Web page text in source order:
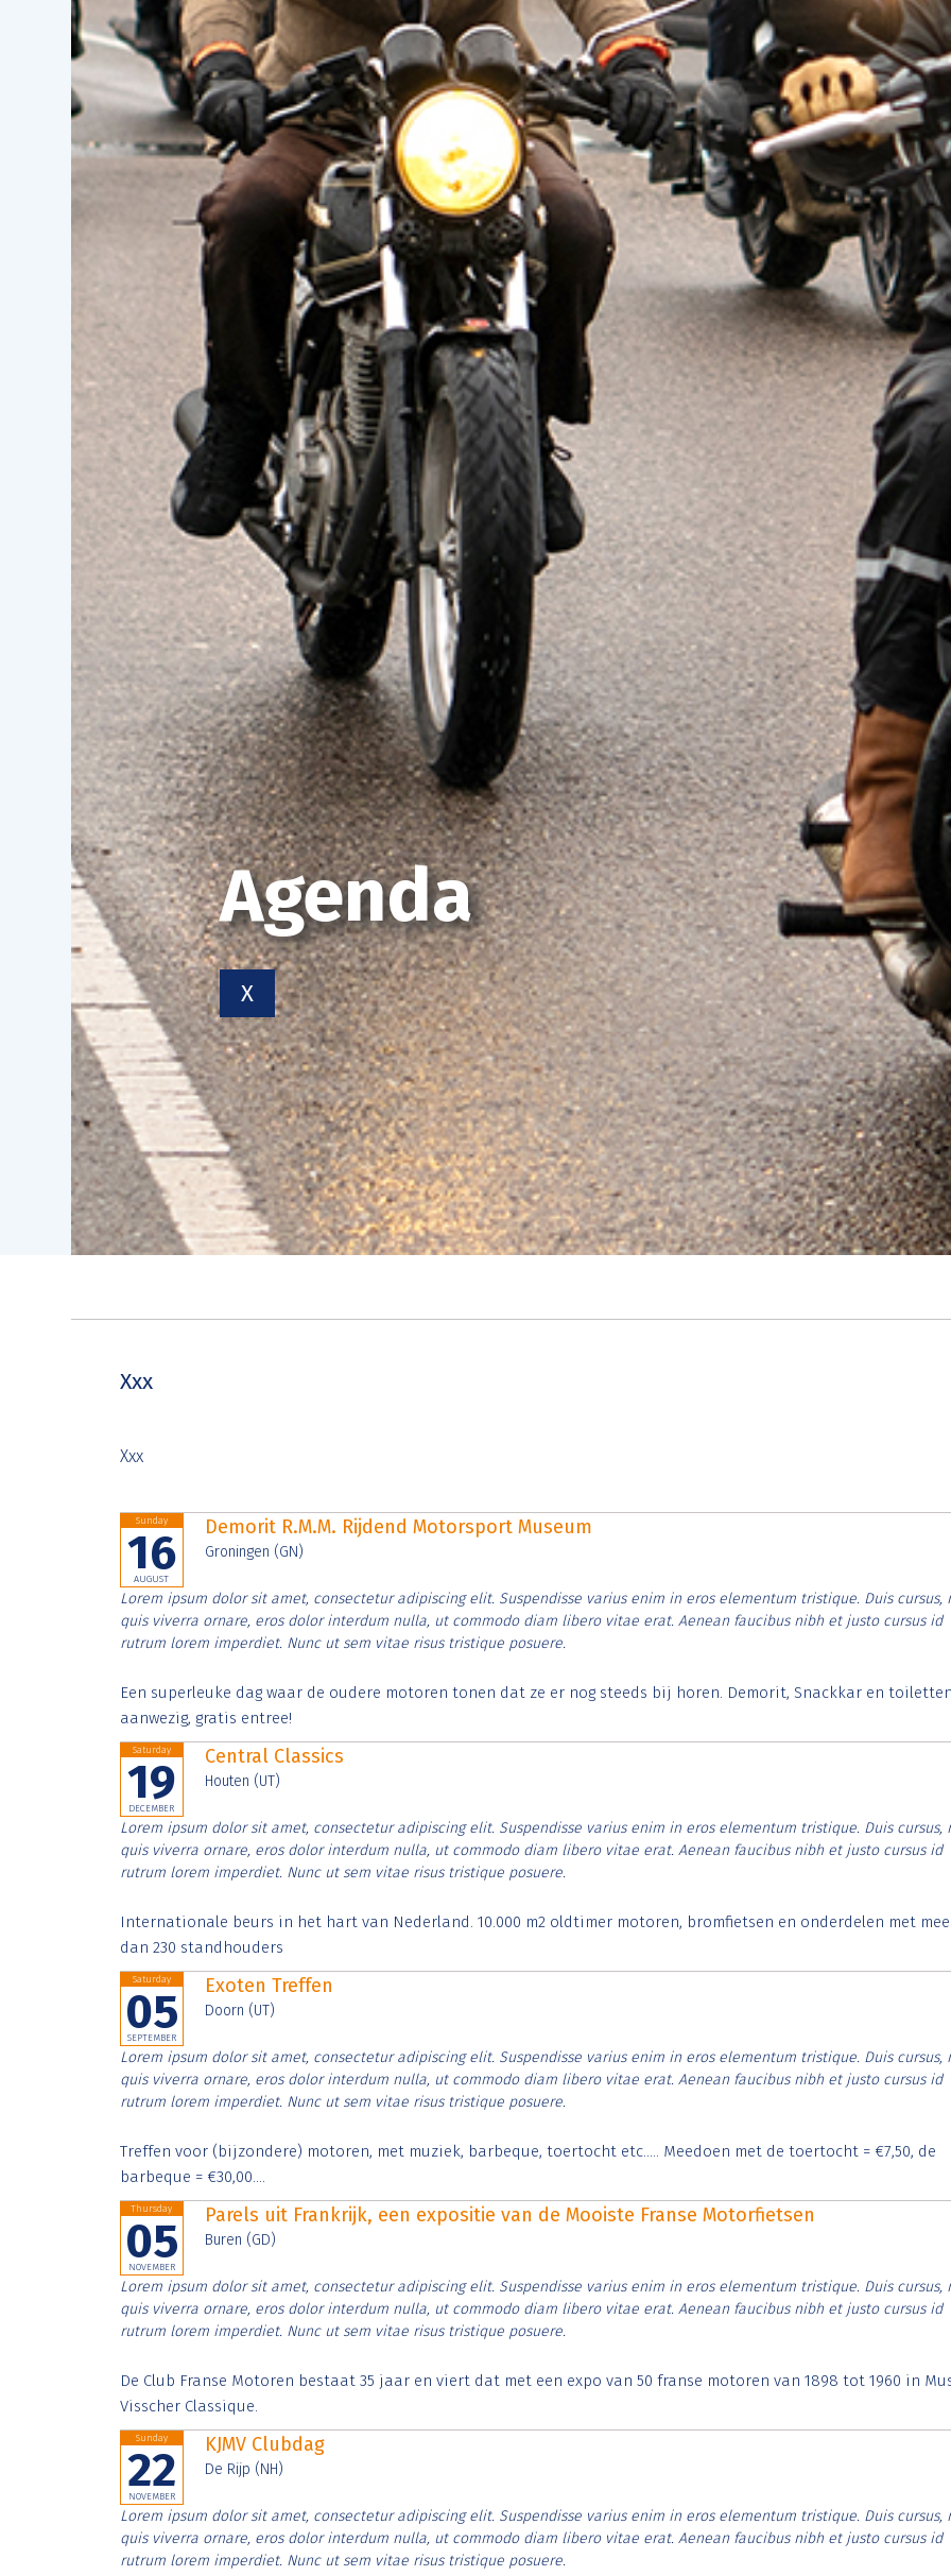
Agenda
X
Xxx
Xxx
Sunday
16
AUGUST
Demorit R.M.M. Rijdend Motorsport Museum
Groningen (GN)
Lorem ipsum dolor sit amet, consectetur adipiscing elit. Suspendisse varius enim in eros elementum tristique. Duis cursus,
quis viverra ornare, eros dolor interdum nulla, ut commodo diam libero vitae erat. Aenean faucibus nibh et justo cursus id
rutrum lorem imperdiet. Nunc ut sem vitae risus tristique posuere.
Een superleuke dag waar de oudere motoren tonen dat ze er nog steeds bij horen. Demorit, Snackkar en
aanwezig, gratis entree!
Saturday
19
DECEMBER
Central Classics
Houten (UT)
Lorem ipsum dolor sit amet, consectetur adipiscing elit. Suspendisse varius enim in eros elementum tristique. Duis cursus,
quis viverra ornare, eros dolor interdum nulla, ut commodo diam libero vitae erat. Aenean faucibus nibh et justo cursus id
rutrum lorem imperdiet. Nunc ut sem vitae risus tristique posuere.
Internationale beurs in het hart van Nederland. 10.000 m2 oldtimer motoren, bromfietsen en onderdelen met
dan 230 standhouders
Saturday
05
SEPTEMBER
Exoten Treffen
Doorn (UT)
Lorem ipsum dolor sit amet, consectetur adipiscing elit. Suspendisse varius enim in eros elementum tristique. Duis cursus,
quis viverra ornare, eros dolor interdum nulla, ut commodo diam libero vitae erat. Aenean faucibus nibh et justo cursus id
rutrum lorem imperdiet. Nunc ut sem vitae risus tristique posuere.
Treffen voor (bijzondere) motoren, met muziek, barbeque, toertocht etc..... Meedoen met de toertocht = €7,50, de
barbeque = €30,00....
Thursday
05
NOVEMBER
Parels uit Frankrijk, een expositie van de Mooiste Franse Motorfietsen
Buren (GD)
Lorem ipsum dolor sit amet, consectetur adipiscing elit. Suspendisse varius enim in eros elementum tristique. Duis cursus,
quis viverra ornare, eros dolor interdum nulla, ut commodo diam libero vitae erat. Aenean faucibus nibh et justo cursus id
rutrum lorem imperdiet. Nunc ut sem vitae risus tristique posuere.
De Club Franse Motoren bestaat 35 jaar en viert dat met een expo van 50 franse motoren van 1898 tot 1960 in
Visscher Classique.
Sunday
22
NOVEMBER
KJMV Clubdag
De Rijp (NH)
Lorem ipsum dolor sit amet, consectetur adipiscing elit. Suspendisse varius enim in eros elementum tristique. Duis cursus,
quis viverra ornare, eros dolor interdum nulla, ut commodo diam libero vitae erat. Aenean faucibus nibh et justo cursus id
rutrum lorem imperdiet. Nunc ut sem vitae risus tristique posuere.